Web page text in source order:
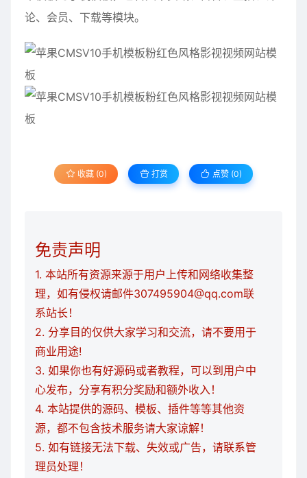
论、会员、下载等模块。
收藏 (0) 打赏 点赞 (0)
免责声明
1. 本站所有资源来源于用户上传和网络收集整
理，如有侵权请邮件307495904@qq.com联
系站长！
2. 分享目的仅供大家学习和交流，请不要用于
商业用途!
3. 如果你也有好源码或者教程，可以到用户中
心发布，分享有积分奖励和额外收入！
4. 本站提供的源码、模板、插件等等其他资
源，都不包含技术服务请大家谅解！
5. 如有链接无法下载、失效或广告，请联系管
理员处理！